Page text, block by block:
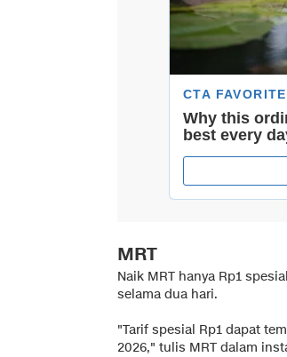
MRT
Naik MRT hanya Rp1
selama dua hari.
"Tarif spesial Rp1 dapat
2026," tulis MRT dalam